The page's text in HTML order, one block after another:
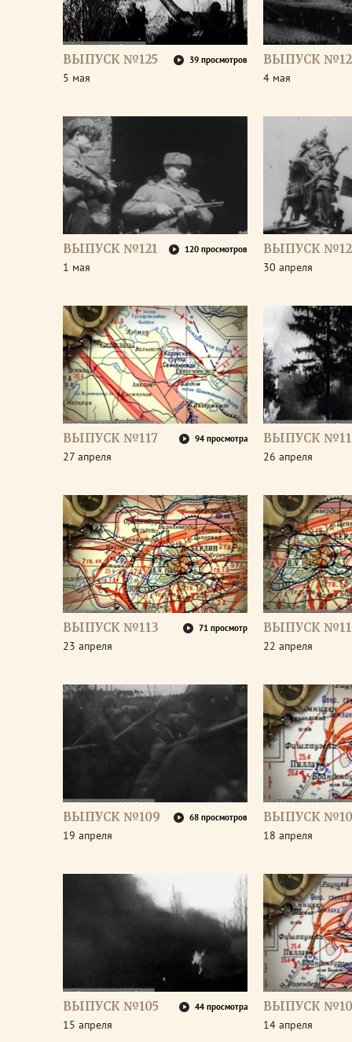
ВЫПУСК №125 39 просмотров
5 мая
ВЫПУСК
4 мая
ВЫПУСК №121 120 просмотров
1 мая
ВЫПУСК
30 апреля
ВЫПУСК №117 94 просмотра
27 апреля
ВЫПУСК
26 апреля
ВЫПУСК №113 71 просмотр
23 апреля
ВЫПУСК
22 апреля
ВЫПУСК №109 68 просмотров
19 апреля
ВЫПУСК
18 апреля
ВЫПУСК №105 44 просмотра
15 апреля
ВЫПУСК
14 апреля